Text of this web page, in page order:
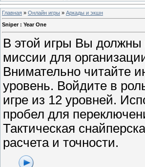
Главная » Онлайн игры » Аркады и экшн
Sniper : Year One
В этой игры Вы должны
миссии для
Внимательно читайте
уровень. Войдите в
игре из 12 уровней.
пробел для
Тактическая
расчета и точности.